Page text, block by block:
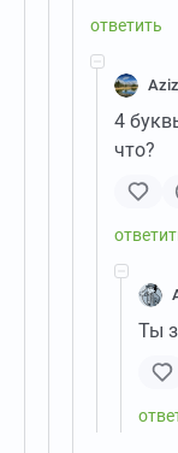
Aziz
4
что?
Ты